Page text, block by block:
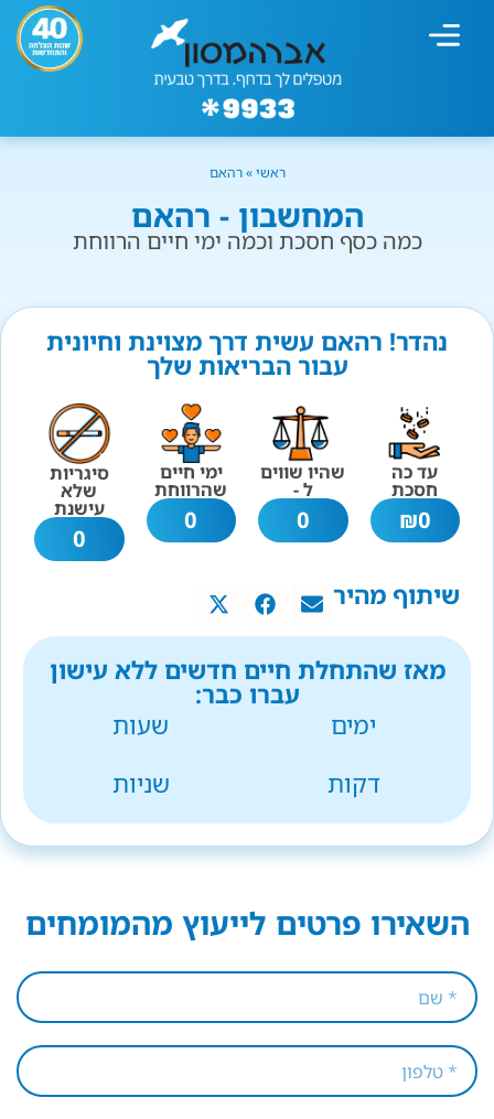
ראשי»רהאם
המחשבון - רהאם
כמה כסף חסכת וכמה ימי חיים הרווחת
נהדר! רהאם עשית דרך מצוינת וחיונית
עבור הבריאות שלך
עד כה
חסכת
0
₪
שהיו שווים
ל -
0
ימי חיים
שהרווחת
0
סיגריות
שלא
עישנת
0
שיתוף מהיר
מאז שהתחלת חיים חדשים ללא עישון
עברו כבר:
ימים
שעות
דקות
שניות
השאירו פרטים לייעוץ מהמומחים